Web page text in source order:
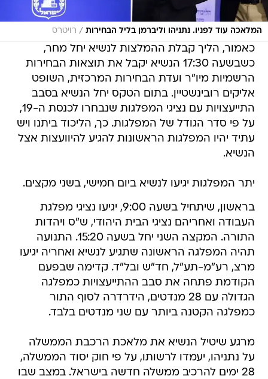
המלאכה עוד לפניו. נתניהו וליברמן בליל הבחירות / רויטרס
כאמור, הליך קבלת ההמלצות לנשיא יחל מחר,
כשבשעה 17:30 הנשיא יקבל את תוצאות הבחירות
הרשמיות מיו"ר ועדת הבחירות המרכזית, השופט
אליקים רובינשטיין. בתום הטקס יחל הנשיא בסבב
התייעצויות עם נציגי המפלגות שנבחרו לכנסת ה-19,
על פי סדר הגודל של המפלגות. כך, הליכוד ביתנו ויש
עתיד יהיו המפלגות הראשונות להגיע להיוועצות אצל
הנשיא.
יתר המפלגות יגיעו לנשיא ביום חמישי, בשני מקצים.
בראשון, שיתחיל בשעה 9:00, יגיעו נציגי מפלגת
העבודה ואחריהם נציגי הבית היהודי, ש"ס ויהדות
התורה. המקצה השני יחל בשעה 15:20. התנועה
תהיה המפלגה הראשונה שתגיע לנשיא ואחריה יגיעו
מרצ, רע"מ-תע"ל, חד"ש ובל"ד. קדימה שבפעם
הקודמת פתחה את סבב ההתייעצויות כמפלגה
הגדולה עם 28 מנדטים, הידרדרה לסוף התור
כמפלגה הקטנה ביותר עם שני מנדטים בלבד.
מרגע שיטיל הנשיא את מלאכת הרכבת הממשלה
על נתניהו, יעמדו לרשותו, על פי חוק יסוד הממשלה,
28 ימים להרכיב ממשלה חדשה בישראל. במצב שבו